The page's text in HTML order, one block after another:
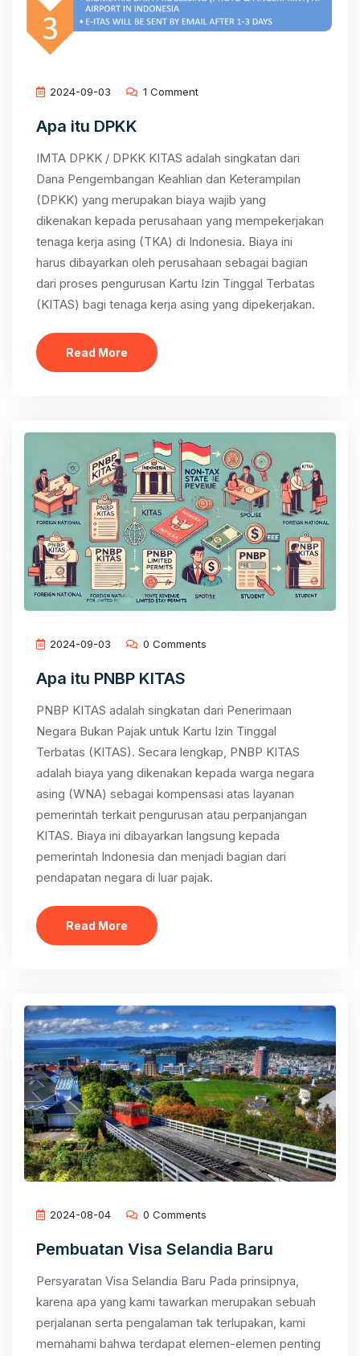
2024-09-03 1 Comment
Apa itu DPKK
IMTA DPKK / DPKK KITAS adalah singkatan dari
Dana Pengembangan Keahlian dan Keterampilan
(DPKK) yang merupakan biaya wajib yang
dikenakan kepada perusahaan yang mempekerjakan
tenaga kerja asing (TKA) di Indonesia. Biaya ini
harus dibayarkan oleh perusahaan sebagai bagian
dari proses pengurusan Kartu Izin Tinggal Terbatas
(KITAS) bagi tenaga kerja asing yang dipekerjakan.
Read More
2024-09-03 0 Comments
Apa itu PNBP KITAS
PNBP KITAS adalah singkatan dari Penerimaan
Negara Bukan Pajak untuk Kartu Izin Tinggal
Terbatas (KITAS). Secara lengkap, PNBP KITAS
adalah biaya yang dikenakan kepada warga negara
asing (WNA) sebagai kompensasi atas layanan
pemerintah terkait pengurusan atau perpanjangan
KITAS. Biaya ini dibayarkan langsung kepada
pemerintah Indonesia dan menjadi bagian dari
pendapatan negara di luar pajak.
Read More
2024-08-04 0 Comments
Pembuatan Visa Selandia Baru
Persyaratan Visa Selandia Baru Pada prinsipnya,
karena apa yang kami tawarkan merupakan sebuah
perjalanan serta pengalaman tak terlupakan, kami
memahami bahwa terdapat elemen-elemen penting